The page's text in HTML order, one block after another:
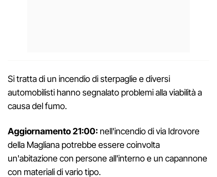
Si tratta di un incendio di sterpaglie e diversi
automobilisti hanno segnalato problemi alla viabilità a
causa del fumo.
Aggiornamento 21:00: nell'incendio di via Idrovore
della Magliana potrebbe essere coinvolta
un'abitazione con persone all'interno e un capannone
con materiali di vario tipo.